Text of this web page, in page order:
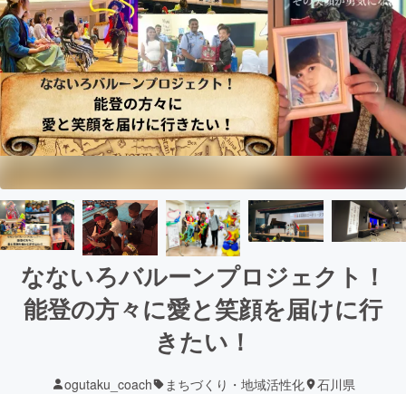
なないろバルーンプロジェクト！
能登の方々に愛と笑顔を届けに行
きたい！
ogutaku_coach まちづくり・地域活性化 石川県